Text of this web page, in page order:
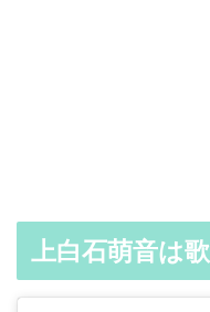
上白石萌音は